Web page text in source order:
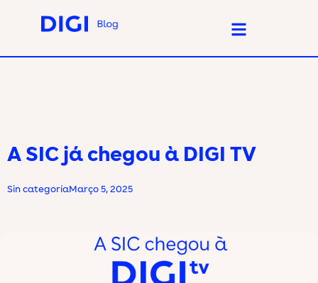
A SIC já chegou à DIGI TV
Sin categoríaMarço 5, 2025